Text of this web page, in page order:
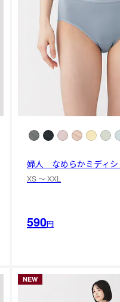
婦人 なめらかミディシ
XS 〜 XXL
590円
NEW